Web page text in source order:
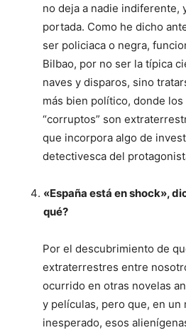
no deja a nadie indiferente,
portada. Como he dicho
ser policiaca o negra,
Bilbao, por no ser la típica
naves y disparos, sino
más bien político, donde
“corruptos” son
que incorpora algo de
detectivesca del
«España está en shock»,
qué?
Por el descubrimiento de
extraterrestres entre
ocurrido en otras novelas
y películas, pero que, en un
inesperado, esos